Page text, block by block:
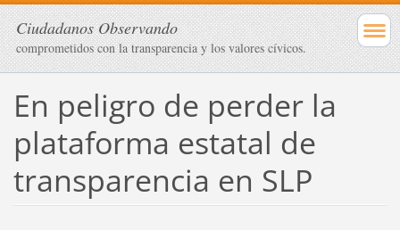
Ciudadanos Observando
comprometidos con la transparencia y los valores cívicos.
En peligro de perder la
plataforma estatal de
transparencia en SLP